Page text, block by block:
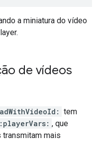
a miniatura do vídeo
de vídeos
tem
, que
mais